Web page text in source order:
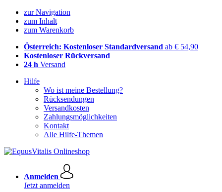
zur Navigation
zum Inhalt
zum Warenkorb
Österreich: Kostenloser Standardversand ab € 54,90
Kostenloser Rückversand
24 h Versand
Hilfe
Wo ist meine Bestellung?
Rücksendungen
Versandkosten
Zahlungsmöglichkeiten
Kontakt
Alle Hilfe-Themen
Anmelden
Jetzt anmelden